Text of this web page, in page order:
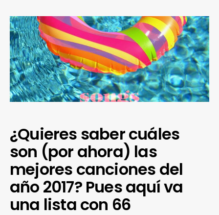
¿Quieres saber cuáles
son (por ahora) las
mejores canciones del
año 2017? Pues aquí va
una lista con 66